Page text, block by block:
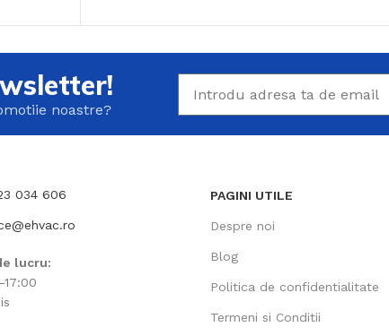
noastre?
034 606
lucru:
PAGINI UTILE
Despre noi
Blog
Politica de confidentialitate
Termeni si Conditii